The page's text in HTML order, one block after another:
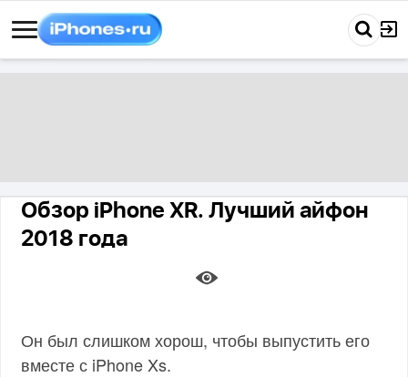
Обзор iPhone XR. Лучший айфон
2018 года
Он был слишком хорош, чтобы выпустить его
вместе с iPhone Xs.